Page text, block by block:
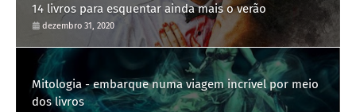
14 livros para esquentar ainda mais o verão
dezembro 31, 2020
Mitologia - embarque numa viagem incrível por meio
dos livros